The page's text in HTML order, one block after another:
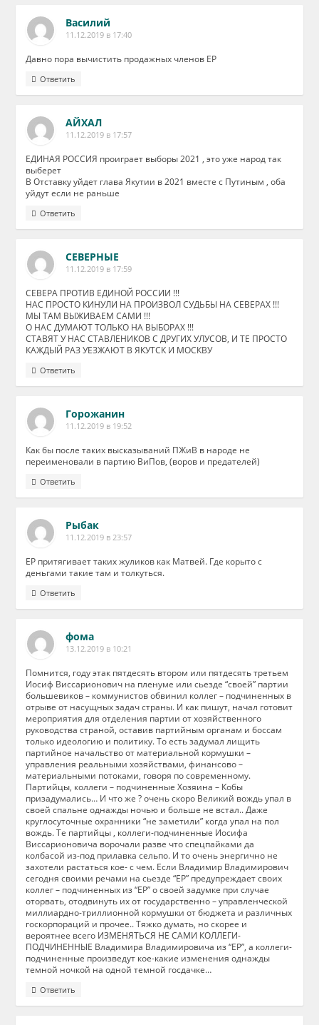
Василий
11.12.2019 в 17:40
Давно пора вычистить продажных членов ЕР
Ответить
АЙХАЛ
11.12.2019 в 17:57
ЕДИНАЯ РОССИЯ проиграет выборы 2021 , это уже народ так
выберет
В Отставку уйдет глава Якутии в 2021 вместе с Путиным , оба
уйдут если не раньше
Ответить
СЕВЕРНЫЕ
11.12.2019 в 17:59
СЕВЕРА ПРОТИВ ЕДИНОЙ РОССИИ !!!
НАС ПРОСТО КИНУЛИ НА ПРОИЗВОЛ СУДЬБЫ НА СЕВЕРАХ !!!
МЫ ТАМ ВЫЖИВАЕМ САМИ !!!
О НАС ДУМАЮТ ТОЛЬКО НА ВЫБОРАХ !!!
СТАВЯТ У НАС СТАВЛЕНИКОВ С ДРУГИХ УЛУСОВ, И ТЕ ПРОСТО
КАЖДЫЙ РАЗ УЕЗЖАЮТ В ЯКУТСК И МОСКВУ
Ответить
Горожанин
11.12.2019 в 19:52
Как бы после таких высказываний ПЖиВ в народе не
переименовали в партию ВиПов, (воров и предателей)
Ответить
Рыбак
11.12.2019 в 23:57
ЕР притягивает таких жуликов как Матвей. Где корыто с
деньгами такие там и толкуться.
Ответить
фома
13.12.2019 в 10:21
Помнится, году этак пятдесять втором или пятдесять третьем
Иосиф Виссарионович на пленуме или сьезде “своей” партии
большевиков – коммунистов обвинил коллег – подчиненных в
отрыве от насущных задач страны. И как пишут, начал готовит
мероприятия для отделения партии от хозяйственного
руководства страной, оставив партийным органам и боссам
только идеологию и политику. То есть задумал лищить
партийное начальство от материальной кормушки –
управления реальными хозяйствами, финансово –
материальными потоками, говоря по современному.
Партийцы, коллеги – подчиненные Хозяина – Кобы
призадумались… И что же ? очень скоро Великий вождь упал в
своей спальне однажды ночью и больше не встал.. Даже
круглосуточные охранники “не заметили” когда упал на пол
вождь. Те партийцы , коллеги-подчиненные Иосифа
Виссарионовича ворочали разве что спецпайками да
колбасой из-под прилавка сельпо. И то очень энергично не
захотели растаться кое- с чем. Если Владимир Владимирович
сегодня своими речами на сьезде “ЕР” предупреждает своих
коллег – подчиненных из “ЕР” о своей задумке при случае
оторвать, отодвинуть их от государственно – управленческой
миллиардно-триллионной кормушки от бюджета и различных
госкорпораций и прочее.. Тяжко думать, но скорее и
вероятнее всего ИЗМЕНЯТЬСЯ НЕ САМИ КОЛЛЕГИ-
ПОДЧИНЕННЫЕ Владимира Владимировича из “ЕР”, а коллеги-
подчиненные произведут кое-какие изменения однажды
темной ночкой на одной темной госдачке…
Ответить